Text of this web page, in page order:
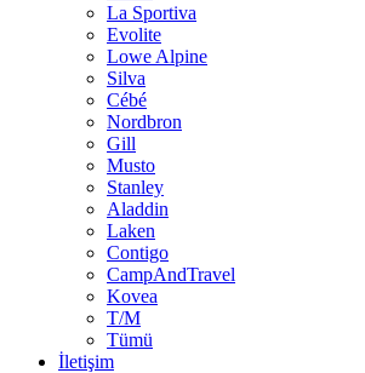
La Sportiva
Evolite
Lowe Alpine
Silva
Cébé
Nordbron
Gill
Musto
Stanley
Aladdin
Laken
Contigo
CampAndTravel
Kovea
T/M
Tümü
İletişim